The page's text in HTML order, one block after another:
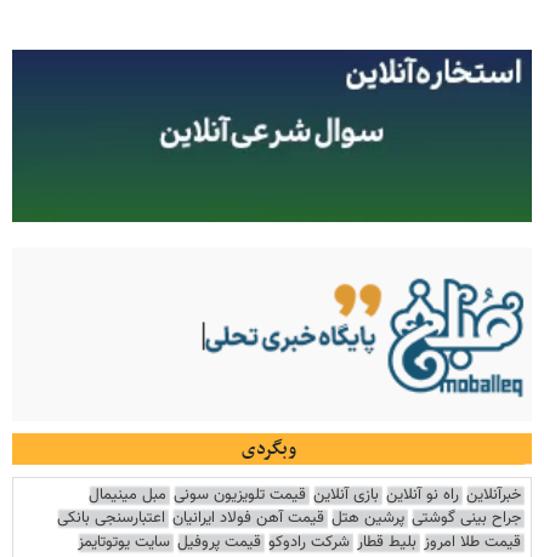
وبگردی
خبرآنلاین راه نو آنلاین بازی آنلاین قیمت تلویزیون سونی مبل مینیمال
جراح بینی گوشتی پرشین هتل قیمت آهن فولاد ایرانیان اعتبارسنجی بانکی
قیمت طلا امروز بلیط قطار شرکت رادوکو قیمت پروفیل سایت یوتوتایمز